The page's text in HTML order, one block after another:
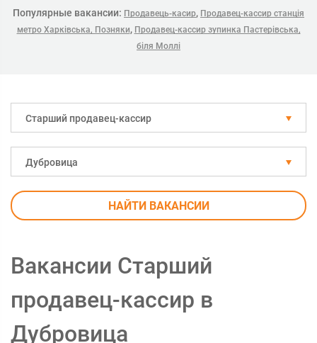
Популярные вакансии: Продавець-касир, Продавец-кассир станція
метро Харківська, Позняки, Продавец-кассир зупинка Пастерівська,
біля Моллі
Старший продавец-кассир
Дубровица
НАЙТИ ВАКАНСИИ
Вакансии Старший
продавец-кассир в
Дубровица